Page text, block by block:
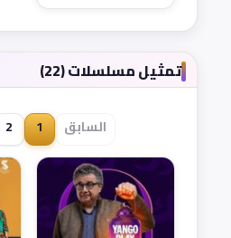
تمثيل مسلسلات (22)
السابق 1
2